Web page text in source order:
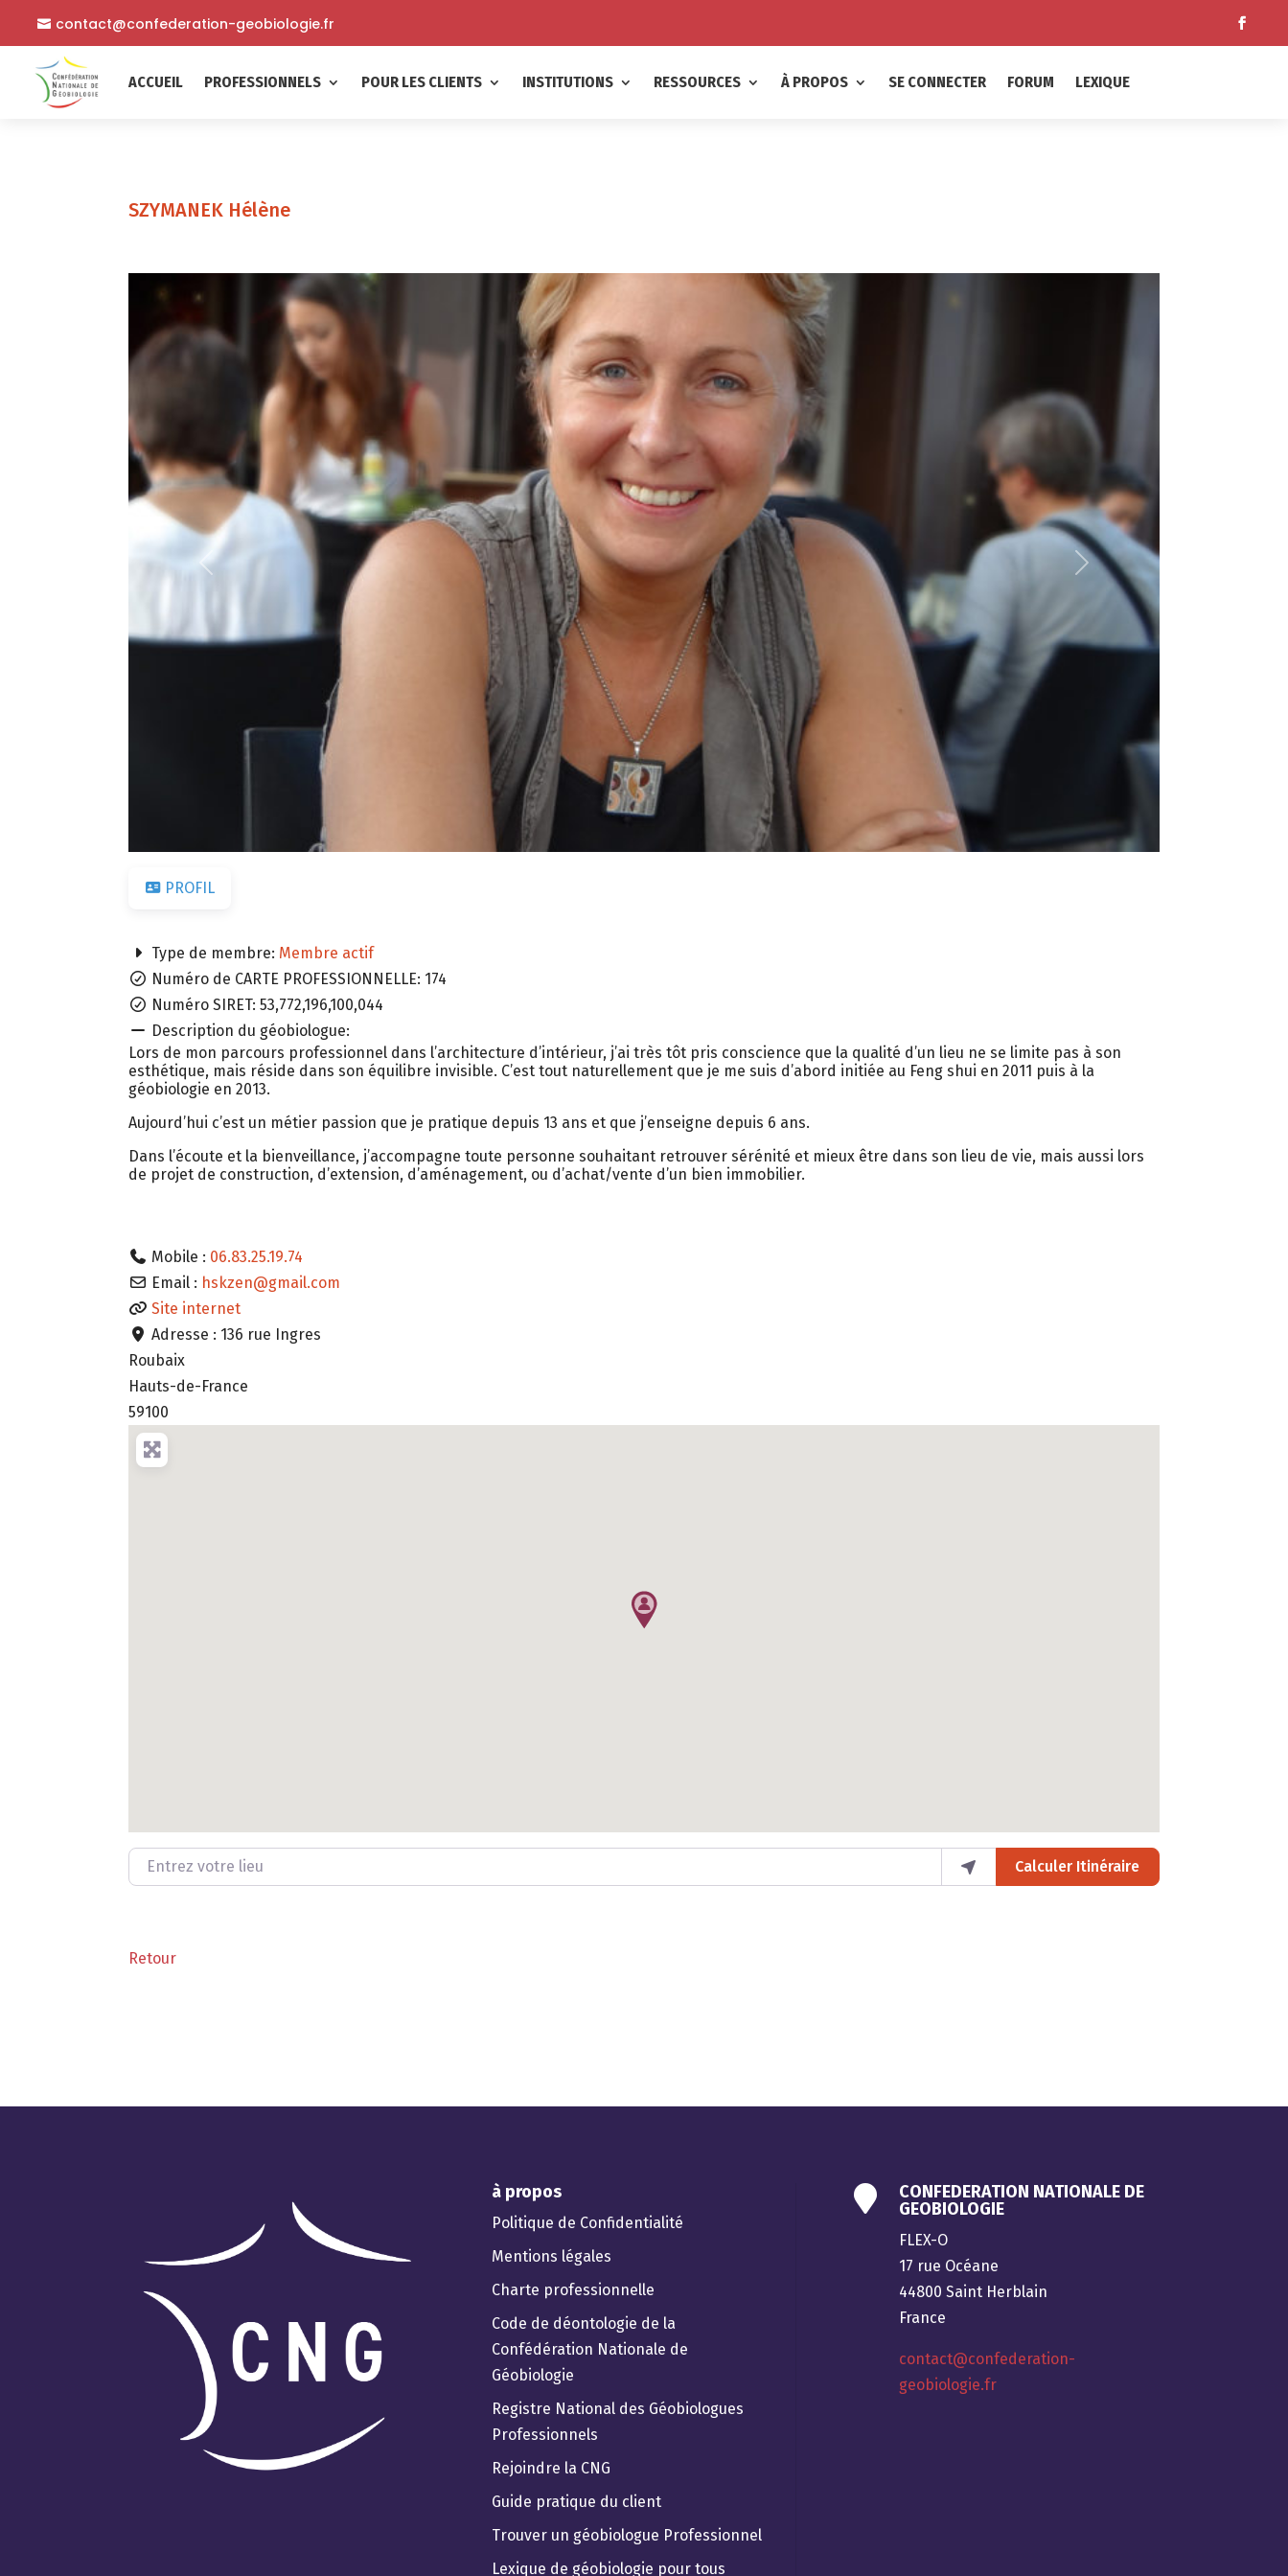
contact@confederation-geobiologie.fr
ACCUEIL PROFESSIONNELS POUR LES CLIENTS INSTITUTIONS RESSOURCES À PROPOS SE CONNECTER FORUM LEXIQUE
SZYMANEK Hélène
Précédent Suivant
PROFIL
Type de membre: Membre actif
Numéro de CARTE PROFESSIONNELLE: 174
Numéro SIRET:53,772,196,100,044
Description du géobiologue:
Lors de mon parcours professionnel dans l’architecture d’intérieur, j’ai très tôt pris conscience que la qualité d’un lieu ne se limite pas à son
esthétique, mais réside dans son équilibre invisible. C’est tout naturellement que je me suis d’abord initiée au Feng shui en 2011 puis à la
géobiologie en 2013.
Aujourd’hui c’est un métier passion que je pratique depuis 13 ans et que j’enseigne depuis 6 ans.
Dans l’écoute et la bienveillance, j’accompagne toute personne souhaitant retrouver sérénité et mieux être dans son lieu de vie, mais aussi lors
de projet de construction, d’extension, d’aménagement, ou d’achat/vente d’un bien immobilier.
Mobile : 06.83.25.19.74
Email : hskzen@gmail.com
Site internet
Adresse : 136 rue Ingres
Roubaix
Hauts-de-France
59100
Entrez votre lieu Calculer Itinéraire
Retour
à propos
Politique de Confidentialité
Mentions légales
Charte professionnelle
Code de déontologie de la
Confédération Nationale de
Géobiologie
Registre National des Géobiologues
Professionnels
Rejoindre la CNG
Guide pratique du client
Trouver un géobiologue Professionnel
Lexique de géobiologie pour tous

CONFEDERATION NATIONALE DE
GEOBIOLOGIE
FLEX-O
17 rue Océane
44800 Saint Herblain
France
contact@confederation-
geobiologie.fr